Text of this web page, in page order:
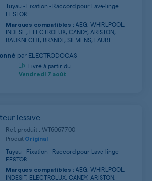
Tuyau - Fixation - Raccord pour Lave-linge
FESTOR
Marques compatibles : AEG, WHIRLPOOL,
INDESIT, ELECTROLUX, CANDY, ARISTON,
BAUKNECHT, BRANDT, SIEMENS, FAURE ...
par ELECTRODOCAS
Livré à partir du
Vendredi 7 août
lessive
Ref. produit : WT6067700
Produit Original
Tuyau - Fixation - Raccord pour Lave-linge
FESTOR
Marques compatibles : AEG, WHIRLPOOL,
INDESIT, ELECTROLUX, CANDY, ARISTON,